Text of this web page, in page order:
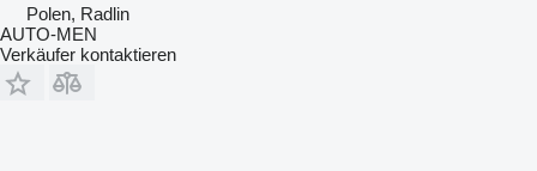
Polen, Radlin
AUTO-MEN
Verkäufer kontaktieren